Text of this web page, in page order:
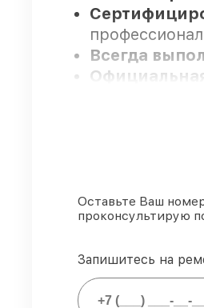
Всегда
заказов
90%
Подлинные
работ
Оставьте Ваш
проконсультирую
Запишитесь на